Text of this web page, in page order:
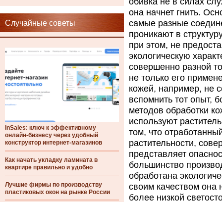
Случайные советы
InSales: ключ к эффективному
онлайн-бизнесу через удобный
конструктор интернет-магазинов
Как начать укладку ламината в
квартире правильно и удобно
Лучшие фирмы по производству
пластиковых окон на рынке России
она начнет гнить.
самые разные
проникают в
при этом, не
экологическую
совершенно разной
не только его
кожей, например, не
вспомнить тот опыт,
методов обработки
используют
том, что
растительности,
представляет
большинство
обработана
своим качеством она
более низкой